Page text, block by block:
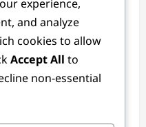
experience,
and analyze
cookies to allow
Accept All to
non-essential